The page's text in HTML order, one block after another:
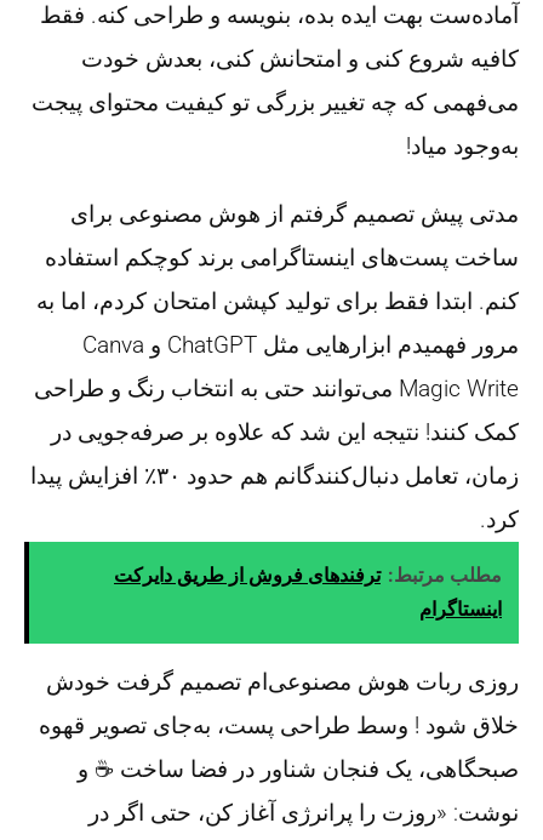
آماده‌ست بهت ایده بده، بنویسه و طراحی کنه. فقط
کافیه شروع کنی و امتحانش کنی، بعدش خودت
می‌فهمی که چه تغییر بزرگی تو کیفیت محتوای پیجت
به‌وجود میاد!
مدتی پیش تصمیم گرفتم از هوش مصنوعی برای
ساخت پست‌های اینستاگرامی برند کوچکم استفاده
کنم. ابتدا فقط برای تولید کپشن امتحان کردم، اما به
مرور فهمیدم ابزارهایی مثل ChatGPT و Canva
Magic Write می‌توانند حتی به انتخاب رنگ و طراحی
کمک کنند! نتیجه این شد که علاوه بر صرفه‌جویی در
زمان، تعامل دنبال‌کنندگانم هم حدود ۳۰٪ افزایش پیدا
کرد.
مطلب مرتبط: ترفندهای فروش از طریق دایرکت
اینستاگرام
روزی ربات هوش مصنوعی‌ام تصمیم گرفت خودش
خلاق شود ! وسط طراحی پست، به‌جای تصویر قهوه
صبحگاهی، یک فنجان شناور در فضا ساخت ☕ و
نوشت: «روزت را پرانرژی آغاز کن، حتی اگر در